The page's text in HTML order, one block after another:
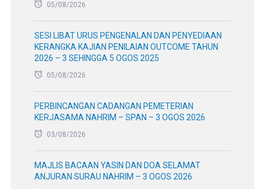
05/08/2026
SESI LIBAT URUS PENGENALAN DAN PENYEDIAAN
KERANGKA KAJIAN PENILAIAN OUTCOME TAHUN
2026 – 3 SEHINGGA 5 OGOS 2025
05/08/2026
PERBINCANGAN CADANGAN PEMETERIAN
KERJASAMA NAHRIM – SPAN – 3 OGOS 2026
03/08/2026
MAJLIS BACAAN YASIN DAN DOA SELAMAT
ANJURAN SURAU NAHRIM – 3 OGOS 2026